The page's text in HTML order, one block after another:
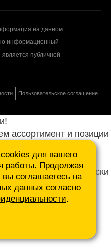
на данном
информационный
является публичной
Пользовательское соглашение
для вашего
работы. Продолжая
соглашаетесь на
данных согласно
.
ассортимент и позиции
ваши запросы и списки
КП!